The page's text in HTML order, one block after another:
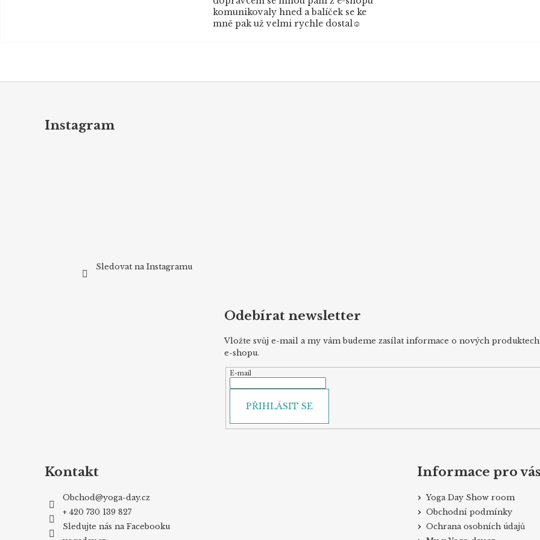
komunikovaly hned a balíček se ke
mně pak už velmi rychle dostal☺️
Instagram
Sledovat na Instagramu
Odebírat newsletter
Vložte svůj e-mail a my vám budeme zasílat informace o nových produktech
e-shopu.
E-mail
PŘIHLÁSIT SE
Kontakt
Obchod@yoga-day.cz
+ 420 730 139 827
Sledujte nás na Facebooku
Informace pro vás
Yoga Day Show room
Obchodní podmínky
Ochrana osobních údajů